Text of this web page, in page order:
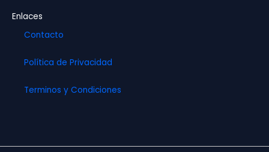
Enlaces
Contacto
Política de Privacidad
Terminos y Condiciones